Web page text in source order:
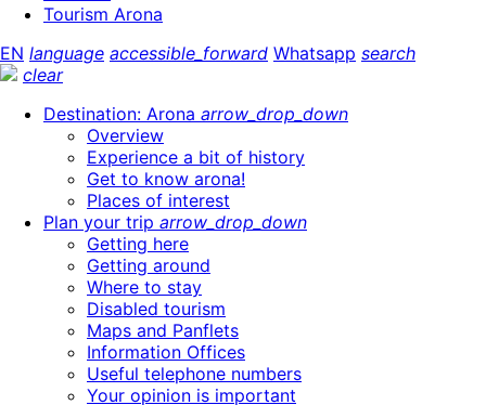
Tourism Arona
EN language accessible_forward Whatsapp search
clear
Destination: Arona arrow_drop_down
Overview
Experience a bit of history
Get to know arona!
Places of interest
Plan your trip arrow_drop_down
Getting here
Getting around
Where to stay
Disabled tourism
Maps and Panflets
Information Offices
Useful telephone numbers
Your opinion is important